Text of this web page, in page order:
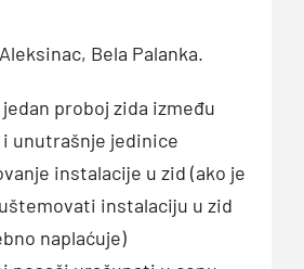
Bela Palanka.
jedan proboj zida između
i unutrašnje jedinice
instalacije u zid (ako je
instalaciju u zid
naplaćuje)